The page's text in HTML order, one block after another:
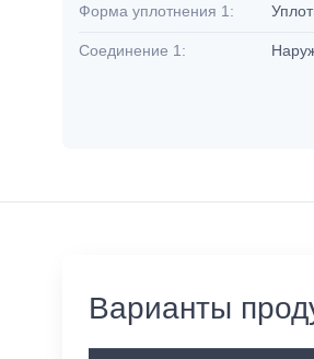
Форма уплотнения 1:
Соединение 1:
Варианты